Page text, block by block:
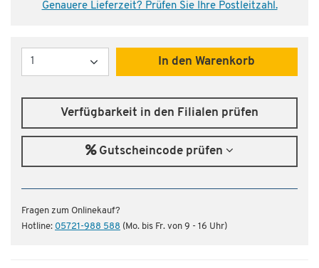
Genauere Lieferzeit? Prüfen Sie Ihre Postleitzahl.
Menge
In den Warenkorb
Verfügbarkeit in den Filialen prüfen
Gutscheincode prüfen
Fragen zum Onlinekauf?
Hotline: 05721-988 588 (Mo. bis Fr. von 9 - 16 Uhr)